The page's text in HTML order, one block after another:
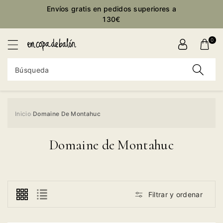
Envíos gratis en pedidos superiores a
130€
Búsqueda
0
Inicio› Domaine De Montahuc
Domaine de Montahuc
Filtrar y ordenar